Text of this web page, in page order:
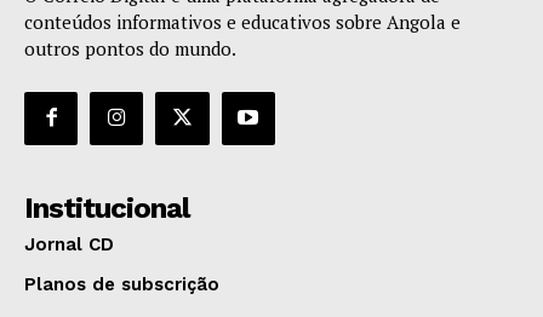
conteúdos informativos e educativos sobre Angola e
outros pontos do mundo.
Institucional
Jornal CD
Planos de subscrição